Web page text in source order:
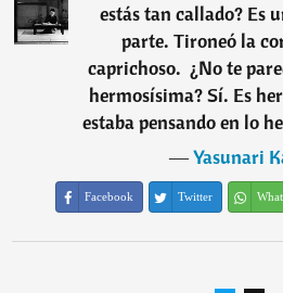
estás tan callado? Es
parte. Tironeó la
caprichoso.  ¿No te
hermosísima? Sí. Es
estaba pensando en lo
―Yasunari
Facebook Twitter